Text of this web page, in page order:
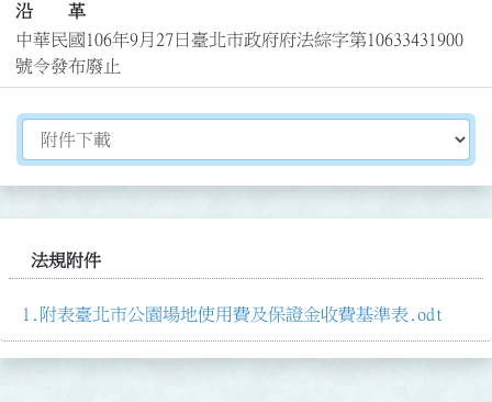
沿 革
中華民國106年9月27日臺北市政府府法綜字第10633431900
號令發布廢止
切換選擇法規資訊內容
法規附件
附表臺北市公園場地使用費及保證金收費基準表.odt